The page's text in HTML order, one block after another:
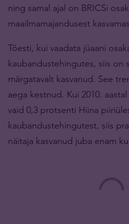
ning samal ajal on BRICSi
maailmamajandusest
Tõesti, kui vaadata jüaani
kaubandustehingutes, siis on
märgatavalt kasvanud. See
aega kestnud. Kui 2010.
vaid 0,3 protsenti Hiina
kaubandustehingutest, siis
näitaja kasvanud juba enam